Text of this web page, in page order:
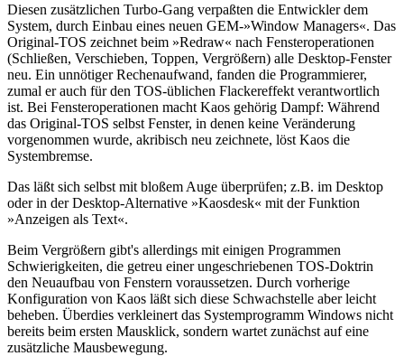
Diesen zusätzlichen Turbo-Gang verpaßten die Entwickler dem
System, durch Einbau eines neuen GEM-»Window Managers«. Das
Original-TOS zeichnet beim »Redraw« nach Fensteroperationen
(Schließen, Verschieben, Toppen, Vergrößern) alle Desktop-Fenster
neu. Ein unnötiger Rechenaufwand, fanden die Programmierer,
zumal er auch für den TOS-üblichen Flackereffekt verantwortlich
ist. Bei Fensteroperationen macht Kaos gehörig Dampf: Während
das Original-TOS selbst Fenster, in denen keine Veränderung
vorgenommen wurde, akribisch neu zeichnete, löst Kaos die
Systembremse.
Das läßt sich selbst mit bloßem Auge überprüfen; z.B. im Desktop
oder in der Desktop-Alternative »Kaosdesk« mit der Funktion
»Anzeigen als Text«.
Beim Vergrößern gibt's allerdings mit einigen Programmen
Schwierigkeiten, die getreu einer ungeschriebenen TOS-Doktrin
den Neuaufbau von Fenstern voraussetzen. Durch vorherige
Konfiguration von Kaos läßt sich diese Schwachstelle aber leicht
beheben. Überdies verkleinert das Systemprogramm Windows nicht
bereits beim ersten Mausklick, sondern wartet zunächst auf eine
zusätzliche Mausbewegung.